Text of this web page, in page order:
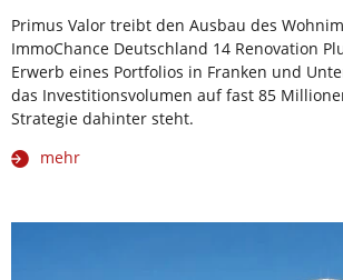
Primus Valor treibt den Ausbau des
ImmoChance Deutschland 14 Renovation
Erwerb eines Portfolios in Franken und
das Investitionsvolumen auf fast 85
Strategie dahinter steht.
mehr